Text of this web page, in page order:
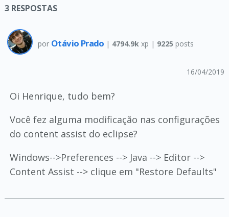
3 RESPOSTAS
por Otávio Prado | 4794.9k xp | 9225 posts
16/04/2019
Oi Henrique, tudo bem?
Você fez alguma modificação nas configurações
do content assist do eclipse?
Windows-->Preferences --> Java --> Editor -->
Content Assist --> clique em "Restore Defaults"